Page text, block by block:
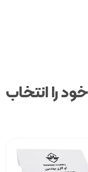
را انتخاب